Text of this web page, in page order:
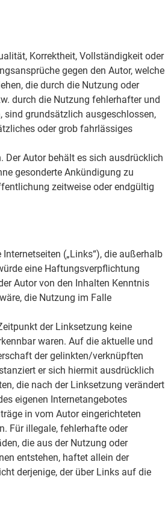
Korrektheit, Vollständigkeit oder
gegen den Autor, welche
die durch die Nutzung oder
durch die Nutzung fehlerhafter und
grundsätzlich ausgeschlossen,
oder grob fahrlässiges
Autor behält es sich ausdrücklich
gesonderte Ankündigung zu
zeitweise oder endgültig
(„Links“), die außerhalb
eine Haftungsverpflichtung
Autor von den Inhalten Kenntnis
die Nutzung im Falle
der Linksetzung keine
waren. Auf die aktuelle und
der gelinkten/verknüpften
er sich hiermit ausdrücklich
die nach der Linksetzung verändert
eigenen Internetangebotes
in vom Autor eingerichteten
Für illegale, fehlerhafte oder
die aus der Nutzung oder
entstehen, haftet allein der
derjenige, der über Links auf die